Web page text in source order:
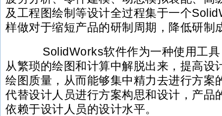
及工程图绘制等设计全过程集于一个
样做对于缩短产品的研制周期，降低研制
SolidWorks软件作为一种使用工具
从繁琐的绘图和计算中解脱出来，提高设
绘图质量，从而能够集中精力去进行方案
代替设计人员进行方案构思和设计，产品
依赖于设计人员的设计水平。